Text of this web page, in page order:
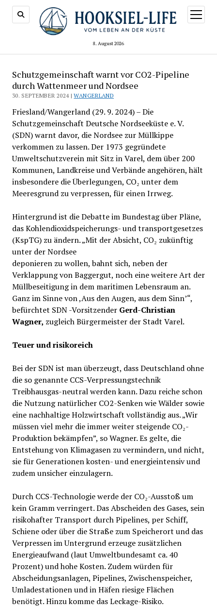
8. August 2026
Menü
öffnen
Schutzgemeinschaft warnt vor CO2-Pipeline
durch Wattenmeer und Nordsee
30. SEPTEMBER 2024 |WANGERLAND
Friesland/Wangerland (29. 9. 2024) – Die
Schutzgemeinschaft Deutsche Nordseeküste e. V.
(SDN) warnt davor, die Nordsee zur Müllkippe
verkommen zu lassen. Der 1973 gegründete
Umweltschutzverein mit Sitz in Varel, dem über 200
Kommunen, Landkreise und Verbände angehören, hält
insbesondere die Überlegungen, CO₂ unter dem
Meeresgrund zu verpressen, für einen Irrweg.
Hintergrund ist die Debatte im Bundestag über Pläne,
das Kohlendioxidspeicherungs- und transportgesetzes
(KspTG) zu ändern. „Mit der Absicht, CO₂ zukünftig
unter der Nordsee
deponieren zu wollen, bahnt sich, neben der
Verklappung von Baggergut, noch eine weitere Art der
Müllbeseitigung in dem maritimen Lebensraum an.
Ganz im Sinne von ,Aus den Augen, aus dem Sinn’“,
befürchtet SDN -Vorsitzender Gerd-Christian
Wagner, zugleich Bürgermeister der Stadt Varel.
Teuer und risikoreich
Bei der SDN ist man überzeugt, dass Deutschland ohne
die so genannte CCS-Verpressungstechnik
Treibhausgas-neutral werden kann. Dazu reiche schon
die Nutzung natürlicher CO2-Senken wie Wälder sowie
eine nachhaltige Holzwirtschaft vollständig aus. „Wir
müssen viel mehr die immer weiter steigende CO₂-
Produktion bekämpfen”, so Wagner. Es gelte, die
Entstehung von Klimagasen zu vermindern, und nicht,
sie für Generationen kosten- und energieintensiv und
zudem unsicher einzulagern.
Durch CCS-Technologie werde der CO₂-Ausstoß um
kein Gramm verringert. Das Abscheiden des Gases, sein
risikohafter Transport durch Pipelines, per Schiff,
Schiene oder über die Straße zum Speicherort und das
Verpressen im Untergrund erzeuge zusätzlichen
Energieaufwand (laut Umweltbundesamt ca. 40
Prozent) und hohe Kosten. Zudem würden für
Abscheidungsanlagen, Pipelines, Zwischenspeicher,
Umladestationen und in Häfen riesige Flächen
benötigt. Hinzu komme das Leckage-Risiko.